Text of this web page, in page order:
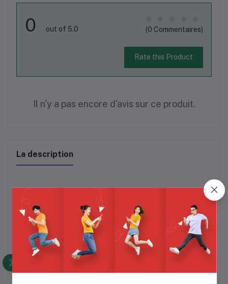
0 out of 5.0 (0 Commentaires)
Rate this Product
Il n'y a pas encore d'avis sur ce produit.
La description
Design élégant et durable
Micro intégré pour les appels
Confort toute la journée